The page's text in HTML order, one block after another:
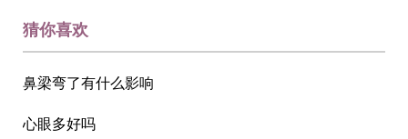
猜你喜欢
鼻梁弯了有什么影响
心眼多好吗